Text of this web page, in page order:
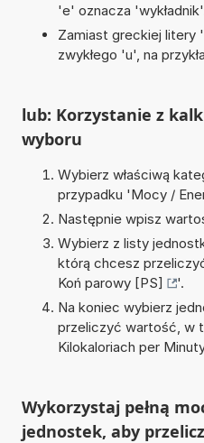
'e' oznacza
Zamiast greckiej litery
zwykłego 'u', na
lub: Korzystanie z
wyboru
Wybierz właściwą
przypadku 'Mocy /
Następnie wpisz
Wybierz z listy
którą chcesz
Koń parowy [PS]
'.
Na koniec wybierz
przeliczyć wartość, w
Kilokaloriach per
Wykorzystaj pełną
jednostek, aby